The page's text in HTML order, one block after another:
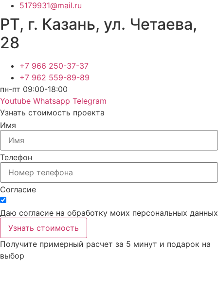
5179931@mail.ru
РТ, г. Казань, ул. Четаева,
28
+7 966 250-37-37
+7 962 559-89-89
пн-пт 09:00-18:00
Youtube Whatsapp Telegram
Узнать стоимость проекта
Имя
Телефон
Согласие
Даю согласие на обработку моих персональных данных
Узнать стоимость
Получите примерный расчет за 5 минут и подарок на
выбор